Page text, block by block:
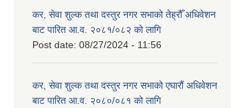
कर, सेवा शुल्क तथा दस्तुर नगर सभाको तेह्रौँ अधिवेशन
बाट पारित आ.व. २०८१/०८२ को लागि
Post date: 08/27/2024 - 11:56
कर, सेवा शुल्क तथा दस्तुर नगर सभाको एघारौं अधिवेशन
बाट पारित आ.व. २०८०/०८१ को लागि